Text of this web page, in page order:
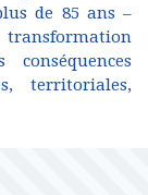
de 85 ans –
territoriales,